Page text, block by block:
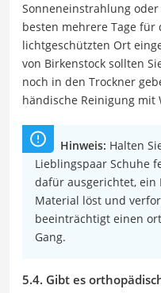
Sonneneinstrahlung
besten mehrere Tage für
lichtgeschützten Ort
von Birkenstock sollten
noch in den Trockner
händische Reinigung mit
Hinweis: Halten
Lieblingspaar Schuhe
dafür ausgerichtet, ein
Material löst und
beeinträchtigt einen
Gang.
5.4. Gibt es